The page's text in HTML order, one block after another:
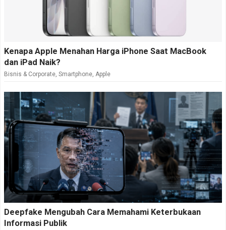
Kenapa Apple Menahan Harga iPhone Saat MacBook
dan iPad Naik?
Bisnis & Corporate, Smartphone, Apple
Deepfake Mengubah Cara Memahami Keterbukaan
Informasi Publik